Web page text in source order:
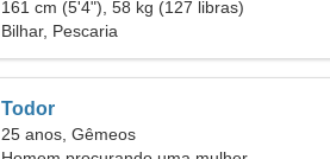
161 cm (5'4"), 58 kg (127 libras)
Bilhar, Pescaria
Todor
25 anos, Gêmeos